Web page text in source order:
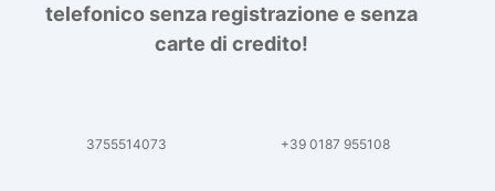
telefonico senza registrazione e senza
carte di credito!
3755514073 +39 0187 955108